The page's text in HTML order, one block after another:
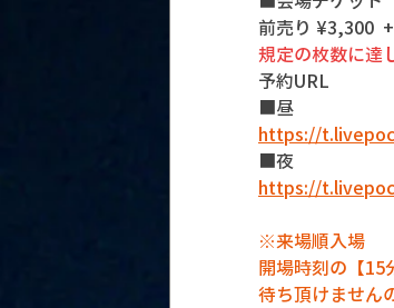
前売り ¥3,300
規定の枚数に達
予約URL
■昼
https://
■夜
https://
※来場順入場
開場時刻の【15
待ち頂けません